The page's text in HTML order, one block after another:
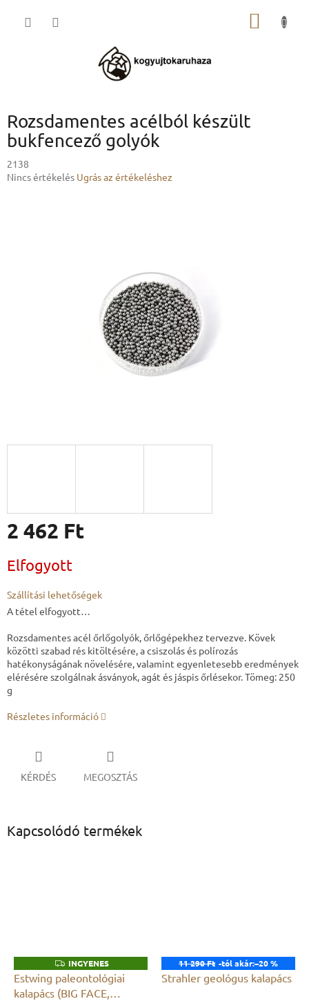
KOSÁR
Rozsdamentes acélból készült
bukfencező golyók
2138
A
Nincs értékelés Ugrás az értékeléshez
2 462 Ft
Elfogyott
Szállítási lehetőségek
A tétel elfogyott…
Rozsdamentes acél őrlőgolyók, őrlőgépekhez tervezve. Kövek
közötti szabad rés kitöltésére, a csiszolás és polírozás
hatékonyságának növelésére, valamint egyenletesebb eredmények
elérésére szolgálnak ásványok, agát és jáspis őrlésekor. Tömeg: 250
g
Részletes információ
KÉRDÉS MEGOSZTÁS
Kapcsolódó termékek
I
N
G
Y
INGYENES
Estwing paleontológiai
kalapács (BIG FACE,
11 290 Ft -tól akár:–20 %
Strahler geológus kalapács